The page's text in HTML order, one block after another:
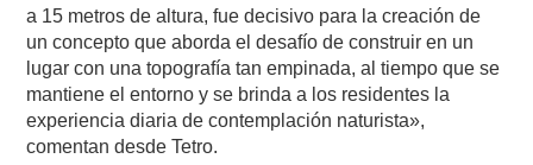
a 15 metros de altura, fue decisivo para la creación de
un concepto que aborda el desafío de construir en un
lugar con una topografía tan empinada, al tiempo que se
mantiene el entorno y se brinda a los residentes la
experiencia diaria de contemplación naturista»,
comentan desde Tetro.